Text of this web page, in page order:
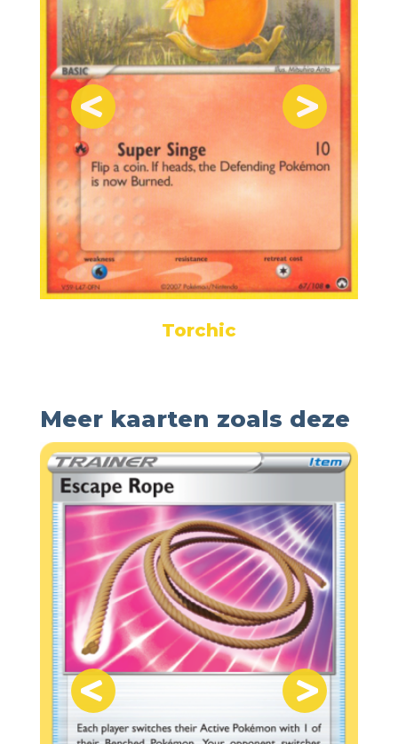
Torchic
Meer kaarten zoals deze